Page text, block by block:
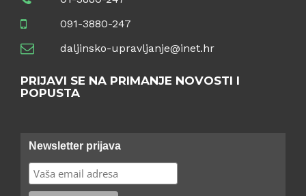
091-3880-247
daljinsko-upravljanje@inet.hr
PRIJAVI SE NA PRIMANJE NOVOSTI I
POPUSTA
Newsletter prijava